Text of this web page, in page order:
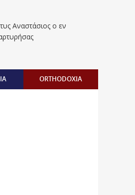
Αναστάσιος ο εν
ORTHODOXIA